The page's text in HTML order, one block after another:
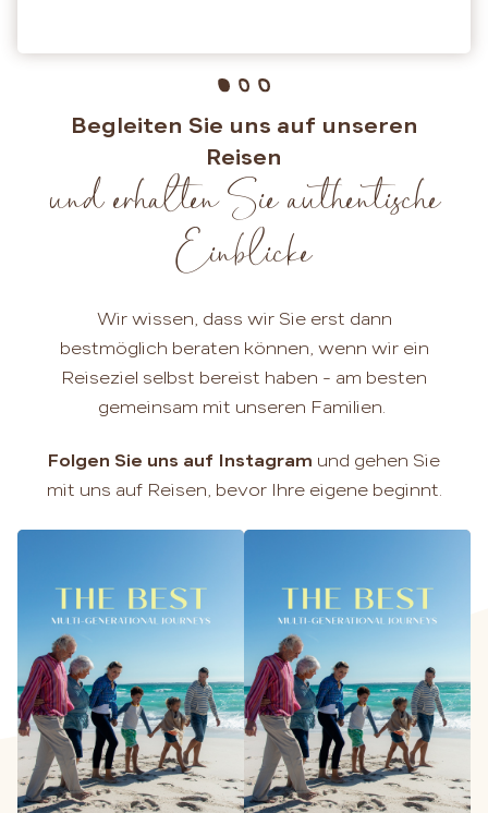
Begleiten Sie uns auf unseren
Reisen
und erhalten Sie authentische
Einblicke
Wir wissen, dass wir Sie erst dann
bestmöglich beraten können, wenn wir ein
Reiseziel selbst bereist haben - am besten
gemeinsam mit unseren Familien.
Folgen Sie uns auf Instagram und gehen Sie
mit uns auf Reisen, bevor Ihre eigene beginnt.